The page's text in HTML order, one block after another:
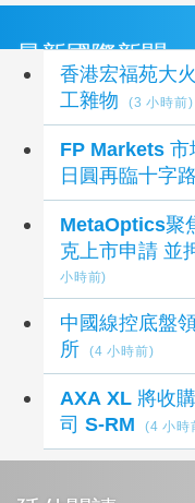
最新國際新聞
香港宏福苑大火最
工雜物
(3 小時前)
FP Markets 市
日圓再臨十字
MetaOptics聚焦推
克上市申請 並
小時前)
中國線控底盤
所
(4 小時前)
AXA XL 將收
司 S-RM
(4 小時